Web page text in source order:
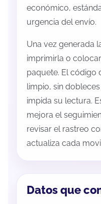
económico,
urgencia del envío.
Una vez generada
imprimirla o
paquete. El código
limpio, sin
impida su lectura.
mejora el
revisar el rastreo
actualiza cada
Datos que